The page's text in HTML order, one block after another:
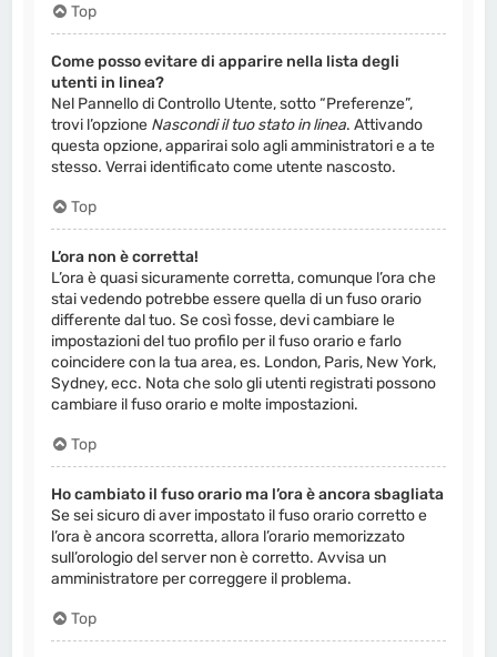
Top
Come posso evitare di apparire nella lista degli
utenti in linea?
Nel Pannello di Controllo Utente, sotto “Preferenze”,
trovi l’opzione Nascondi il tuo stato in linea. Attivando
questa opzione, apparirai solo agli amministratori e a te
stesso. Verrai identificato come utente nascosto.
Top
L’ora non è corretta!
L’ora è quasi sicuramente corretta, comunque l’ora che
stai vedendo potrebbe essere quella di un fuso orario
differente dal tuo. Se così fosse, devi cambiare le
impostazioni del tuo profilo per il fuso orario e farlo
coincidere con la tua area, es. London, Paris, New York,
Sydney, ecc. Nota che solo gli utenti registrati possono
cambiare il fuso orario e molte impostazioni.
Top
Ho cambiato il fuso orario ma l’ora è ancora sbagliata
Se sei sicuro di aver impostato il fuso orario corretto e
l’ora è ancora scorretta, allora l’orario memorizzato
sull’orologio del server non è corretto. Avvisa un
amministratore per correggere il problema.
Top